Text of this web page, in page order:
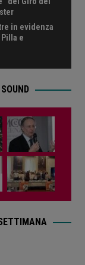
in evidenza
e